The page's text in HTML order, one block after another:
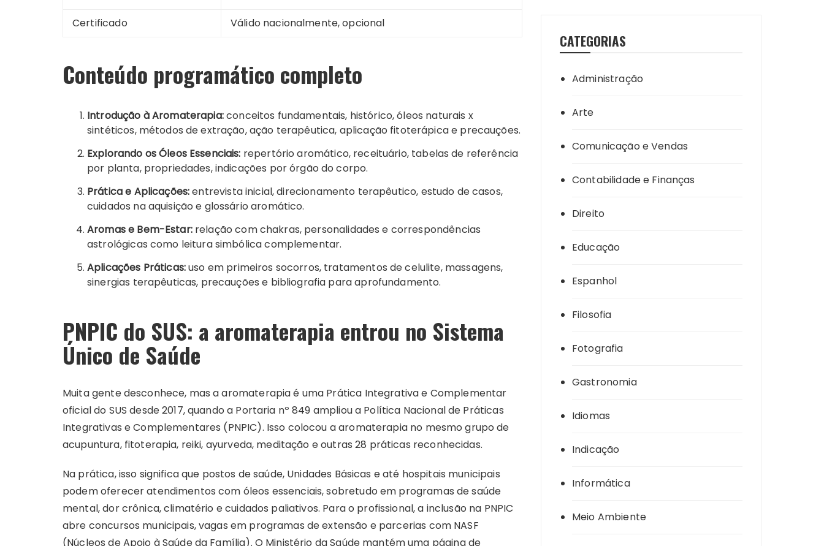
Certificado
Válido nacionalmente, opcional
Conteúdo programático completo
Introdução à Aromaterapia:conceitos fundamentais, histórico, óleos naturais x
sintéticos, métodos de extração, ação terapêutica, aplicação fitoterápica e precauções.
Explorando os Óleos Essenciais: repertório aromático, receituário, tabelas de referência
por planta, propriedades, indicações por órgão do corpo.
Prática e Aplicações:entrevista inicial, direcionamento terapêutico, estudo de casos,
cuidados na aquisição e glossário aromático.
Aromas e Bem-Estar:relação com chakras, personalidades e correspondências
astrológicas como leitura simbólica complementar.
Aplicações Práticas:uso em primeiros socorros, tratamentos de celulite, massagens,
sinergias terapêuticas, precauções e bibliografia para aprofundamento.
PNPIC do SUS: a aromaterapia entrou no Sistema
Único de Saúde
Muita gente desconhece, mas a aromaterapia é uma Prática Integrativa e Complementar
oficial do SUS desde 2017, quando a Portaria nº 849 ampliou a Política Nacional de Práticas
Integrativas e Complementares (PNPIC). Isso colocou a aromaterapia no mesmo grupo de
acupuntura, fitoterapia, reiki, ayurveda, meditação e outras 28 práticas reconhecidas.
Na prática, isso significa que postos de saúde, Unidades Básicas e até hospitais municipais
podem oferecer atendimentos com óleos essenciais, sobretudo em programas de saúde
mental, dor crônica, climatério e cuidados paliativos. Para o profissional, a inclusão na PNPIC
abre concursos municipais, vagas em programas de extensão e parcerias com NASF
(Núcleos de Apoio à Saúde da Família). O Ministério da Saúde mantém uma página de
CATEGORIAS
Administração
Arte
Comunicação e Vendas
Contabilidade e Finanças
Direito
Educação
Espanhol
Filosofia
Fotografia
Gastronomia
Idiomas
Indicação
Informática
Meio Ambiente